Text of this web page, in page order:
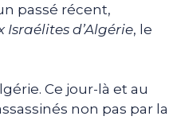
passé récent,
Israélites d’Algérie, le
Ce jour-là et au
non pas par la